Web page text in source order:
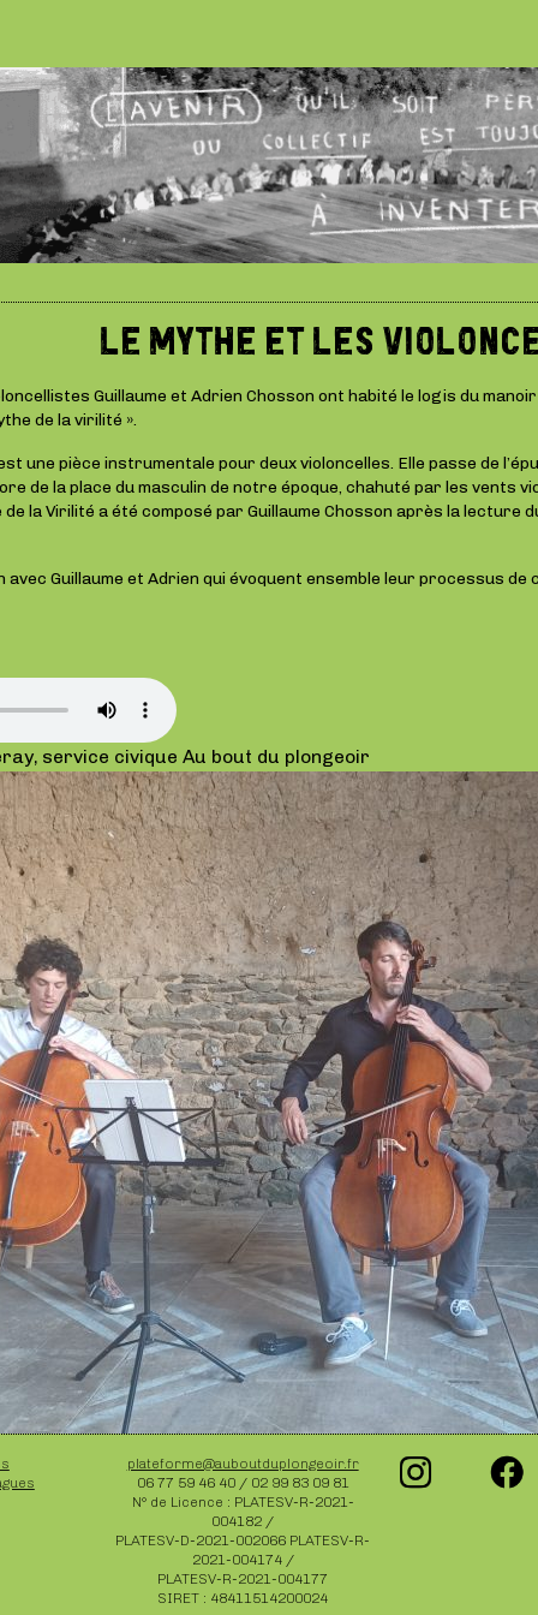
LE MYTHE ET LES
Guillaume et Adrien Chosson ont habité le logis du
de la virilité ».
une pièce instrumentale pour deux violoncelles. Elle passe de
de la place du masculin de notre époque, chahuté par les vents
la Virilité a été composé par Guillaume Chosson après la lecture
Guillaume et Adrien qui évoquent ensemble leur processus
service civique Au bout du plongeoir
plateforme@auboutduplongeoir.fr
06 77 59 46 40 / 02 99 83 09 81
N° de Licence : PLATESV-R-2021-
004182 /
PLATESV-D-2021-002066 PLATESV-R-
2021-004174 /
PLATESV-R-2021-004177
SIRET : 48411514200024